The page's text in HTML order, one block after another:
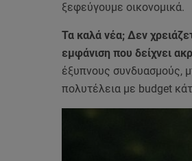
ξεφεύγουμε οικονομικά.
Τα καλά νέα; Δεν
εμφάνιση που δείχνει
έξυπνους συνδυασμούς,
πολυτέλεια με budget